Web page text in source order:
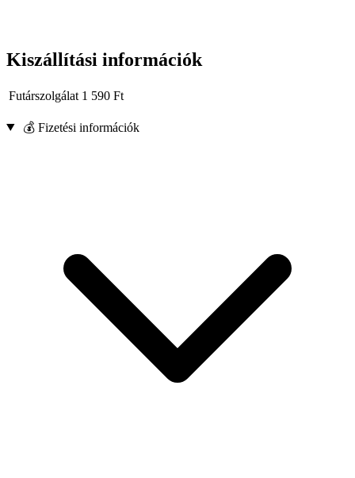
Kiszállítási információk
Futárszolgálat 1 590 Ft
💰 Fizetési információk